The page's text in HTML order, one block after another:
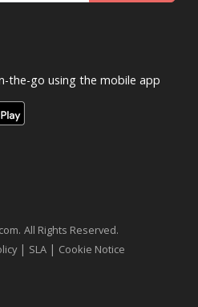
the-go using the mobile app
. All Rights Reserved.
| SLA | Cookie Notice